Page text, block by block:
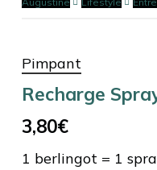
Pimpant
Recharge
3,80€
1 berlingot = 1